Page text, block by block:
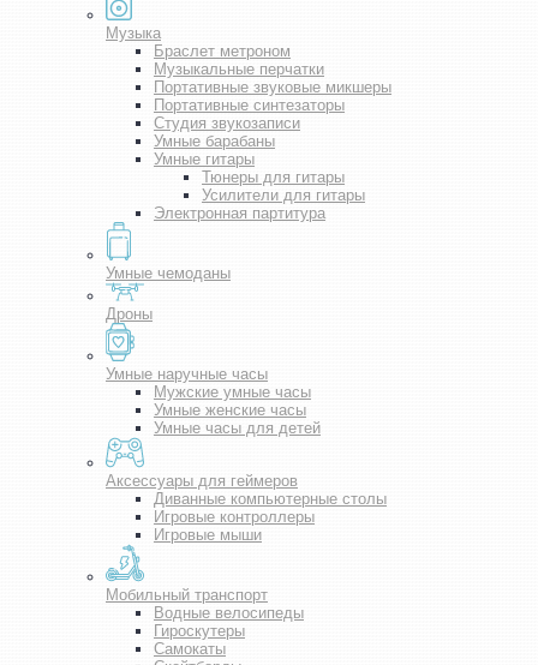
Музыка
Браслет метроном
Музыкальные перчатки
Портативные звуковые микшеры
Портативные синтезаторы
Студия звукозаписи
Умные барабаны
Умные гитары
Тюнеры для гитары
Усилители для гитары
Электронная партитура
Умные чемоданы
Дроны
Умные наручные часы
Мужские умные часы
Умные женские часы
Умные часы для детей
Аксессуары для геймеров
Диванные компьютерные столы
Игровые контроллеры
Игровые мыши
Мобильный транспорт
Водные велосипеды
Гироскутеры
Самокаты